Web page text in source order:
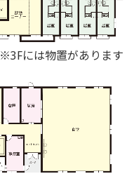
※3Fには物置があります